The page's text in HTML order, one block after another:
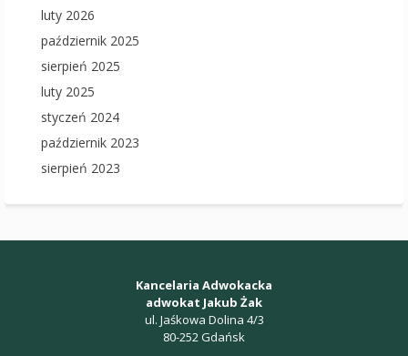
luty 2026
październik 2025
sierpień 2025
luty 2025
styczeń 2024
październik 2023
sierpień 2023
Kancelaria Adwokacka
adwokat Jakub Żak
ul. Jaśkowa Dolina 4/3
80-252 Gdańsk